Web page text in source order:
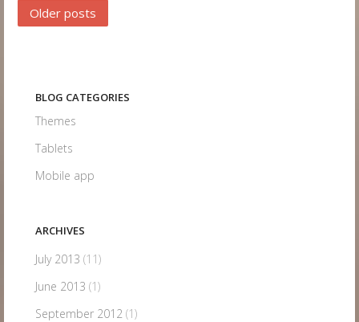
Older posts
BLOG CATEGORIES
Themes
Tablets
Mobile app
ARCHIVES
July 2013 (11)
June 2013 (1)
September 2012 (1)